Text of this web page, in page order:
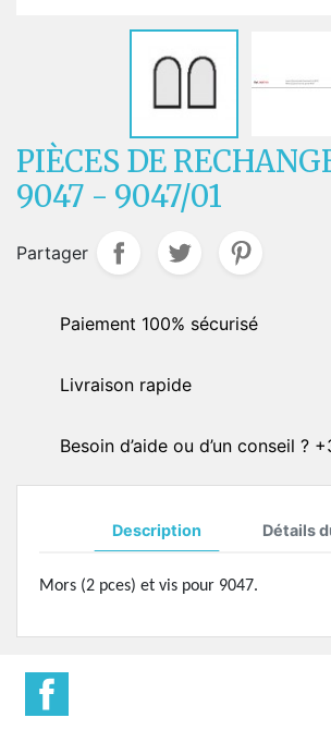
PIÈCES DE
9047 - 9047/01
Partager
Paiement 100% sécurisé
Livraison rapide
Besoin d’aide ou d’un conseil ?
Description Détails
Mors (2 pces) et vis pour 9047.